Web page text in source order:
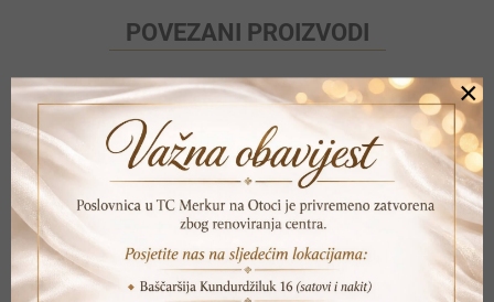
POVEZANI PROIZVODI
×